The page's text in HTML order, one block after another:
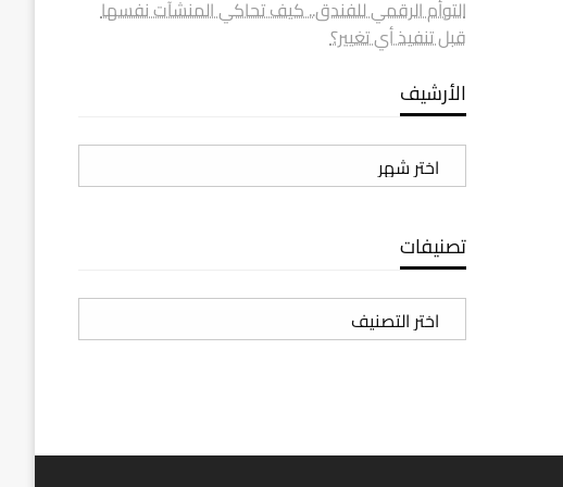
التوأم الرقمي للفندق.. كيف تحاكي المنشآت نفسها
قبل تنفيذ أي تغيير؟
الأرشيف
الأرشيف
تصنيفات
تصنيفات